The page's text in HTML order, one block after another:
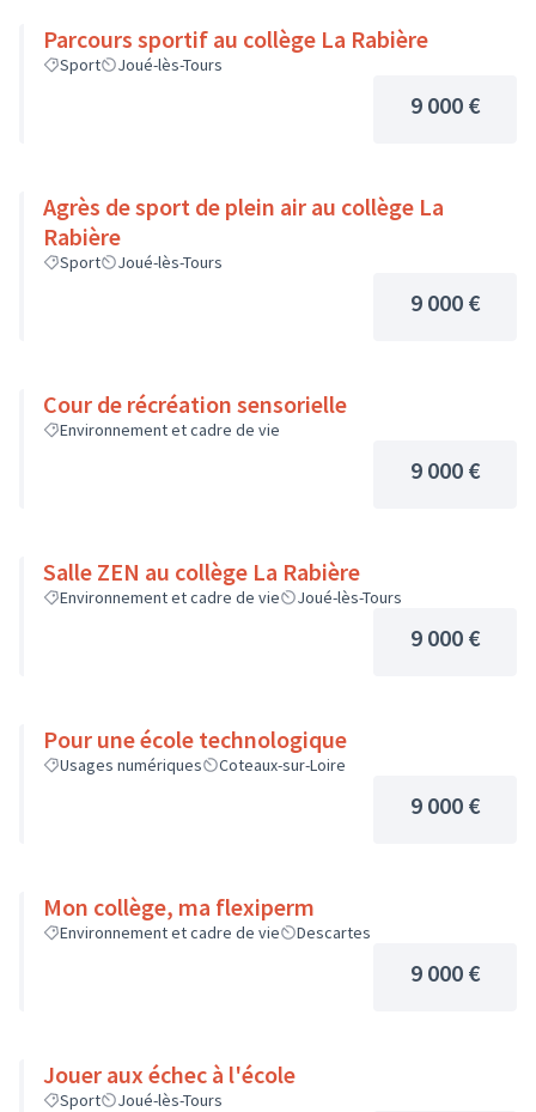
Parcours sportif au collège La Rabière
Sport Joué-lès-Tours
9 000 €
Agrès de sport de plein air au collège La
Rabière
Sport Joué-lès-Tours
9 000 €
Cour de récréation sensorielle
Environnement et cadre de vie
9 000 €
Salle ZEN au collège La Rabière
Environnement et cadre de vie Joué-lès-Tours
9 000 €
Pour une école technologique
Usages numériques Coteaux-sur-Loire
9 000 €
Mon collège, ma flexiperm
Environnement et cadre de vie Descartes
9 000 €
Jouer aux échec à l'école
Sport Joué-lès-Tours